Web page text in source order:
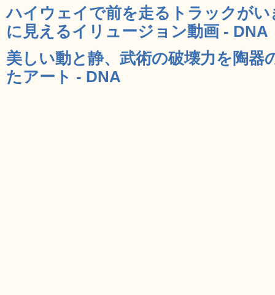
ハイウェイで前を走るトラックが
に見えるイリュージョン動画 - DNA
美しい動と静、武術の破壊力を陶器
たアート - DNA